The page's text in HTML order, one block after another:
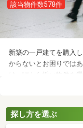
該当物件数578件
新築の一戸建てを購入
からないとお困りでは
は、駅から近い物件を
でゆっくりできる時間
駅から徒歩10分以内に
探し方を選ぶ